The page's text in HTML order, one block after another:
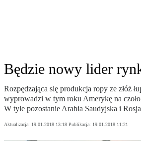
Będzie nowy lider
Rozpędzająca się produkcja ropy ze złóż
wyprowadzi w tym roku Amerykę na czoło
W tyle pozostanie Arabia Saudyjska i
Aktualizacja: 19.01.2018 13:18 Publikacja: 19.01.2018 11:21